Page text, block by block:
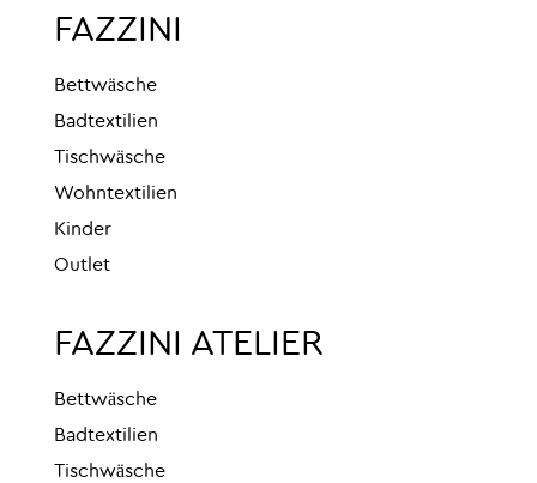
FAZZINI
Bettwäsche
Badtextilien
Tischwäsche
Wohntextilien
Kinder
Outlet
FAZZINI ATELIER
Bettwäsche
Badtextilien
Tischwäsche